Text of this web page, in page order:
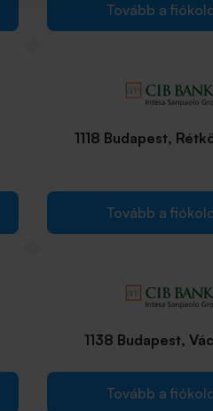
Tovább a
1118 Budapest,
Tovább a
1138 Budapest,
Tovább a